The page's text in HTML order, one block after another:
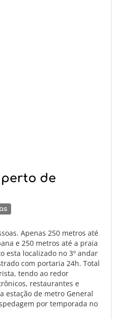
de
Apenas 250 metros até
e 250 metros até a praia
esta localizado no 3º andar
com portaria 24h. Total
tendo ao redor
restaurantes e
estação de metro General
por temporada no